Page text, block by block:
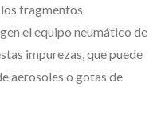
fragmentos
el equipo neumático de
impurezas, que puede
aerosoles o gotas de